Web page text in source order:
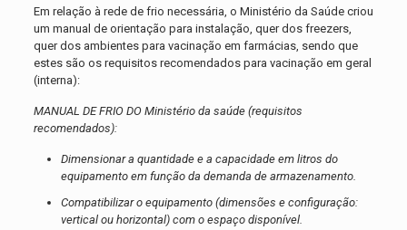
Em relação à rede de frio necessária, o Ministério da Saúde criou
um manual de orientação para instalação, quer dos freezers,
quer dos ambientes para vacinação em farmácias, sendo que
estes são os requisitos recomendados para vacinação em geral
(interna):
MANUAL DE FRIO DO Ministério da saúde (requisitos
recomendados):
Dimensionar a quantidade e a capacidade em litros do
equipamento em função da demanda de armazenamento.
Compatibilizar o equipamento (dimensões e configuração:
vertical ou horizontal) com o espaço disponível.